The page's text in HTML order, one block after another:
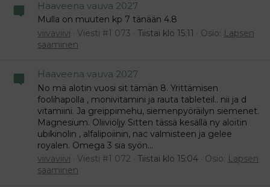
Haaveena vauva 2027
Mulla on muuten kp 7 tänään 4.8
viivaviivi
Viesti #1 073 Tiistai klo 15:11 Osio: Lapsen
saaminen
Haaveena vauva 2027
No mä alotin vuosi sit tämän 8. Yrittämisen
foolihapolla , monivitamini ja rauta tableteil.. nii ja d
vitamiini. Ja greippimehu, siemenpyöräilyn siemenet.
Magnesium. Oliiviöljy Sitten tässä kesällä ny aloitin
ubikinolin , alfalipoiinin, nac valmisteen ja gelee
royalen. Omega 3 sia syön...
viivaviivi
Viesti #1 072 Tiistai klo 15:04 Osio: Lapsen
saaminen